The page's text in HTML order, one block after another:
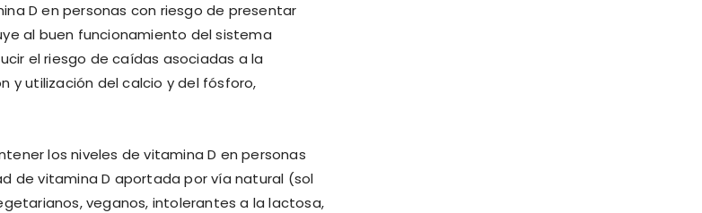
D en personas con riesgo de presentar
al buen funcionamiento del sistema
el riesgo de caídas asociadas a la
y utilización del calcio y del fósforo,
los niveles de vitamina D en personas
de vitamina D aportada por vía natural (sol
veganos, intolerantes a la lactosa,